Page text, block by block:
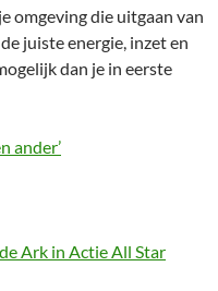
omgeving die uitgaan van
juiste energie, inzet en
dan je in eerste
ander’
Ark in Actie All Star